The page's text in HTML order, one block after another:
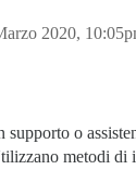
2020,
o
metodi di